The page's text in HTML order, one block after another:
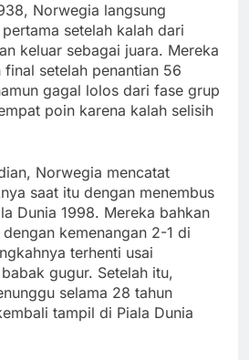
Norwegia langsung
setelah kalah dari
keluar sebagai juara. Mereka
setelah penantian 56
gagal lolos dari fase grup
poin karena kalah selisih
Norwegia mencatat
saat itu dengan menembus
Dunia 1998. Mereka bahkan
kemenangan 2-1 di
terhenti usai
gugur. Setelah itu,
selama 28 tahun
tampil di Piala Dunia